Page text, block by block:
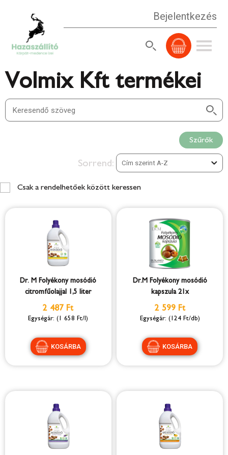
Bejelentkezés
Volmix Kft termékei
Szűrők
Sorrend:
Csak a rendelhetőek között keressen
Dr. M Folyékony mosódió
citromfűolajjal 1,5 liter
2 487 Ft
(1 658 Ft/l)
Dr.M Folyékony mosódió
kapszula 21x
2 599 Ft
(124 Ft/db)